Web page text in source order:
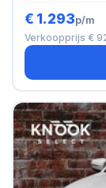
€ 1.293p/m
Verkoopprijs €